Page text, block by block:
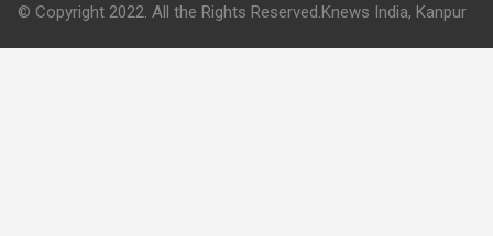
© Copyright 2022. All the Rights Reserved.Knews India, Kanpur